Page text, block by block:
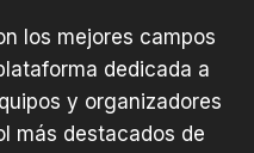
los mejores campos
dedicada a
y organizadores
más destacados de